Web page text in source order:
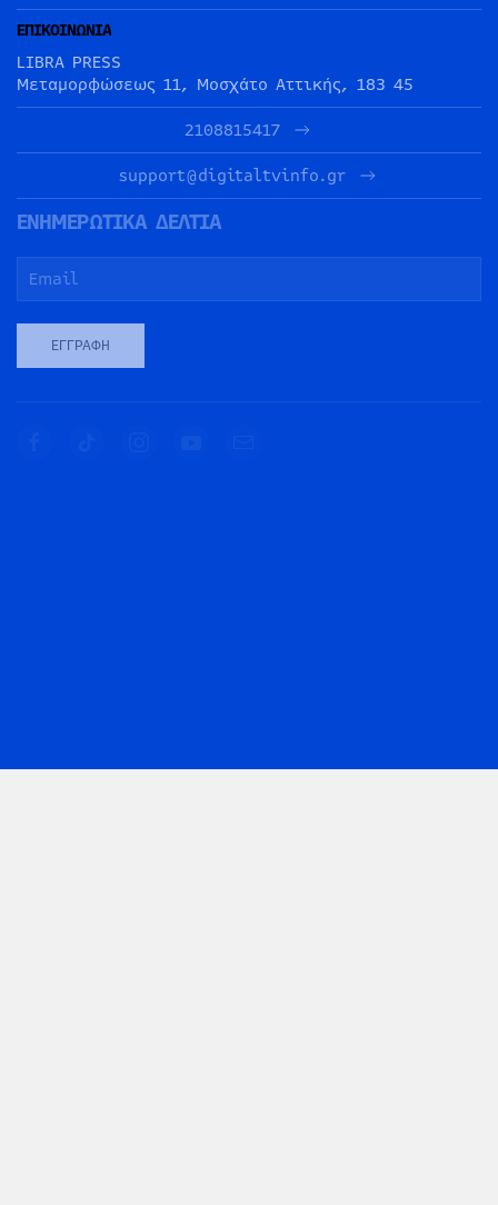
ΕΠΙΚΟΙΝΩΝΙΑ
LIBRA PRESS
Μεταμορφώσεως 11, Μοσχάτο Αττικής, 183 45
2108815417
support@digitaltvinfo.gr
ΕΝΗΜΕΡΩΤΙΚΑ ΔΕΛΤΙΑ
ΕΓΓΡΑΦΉ